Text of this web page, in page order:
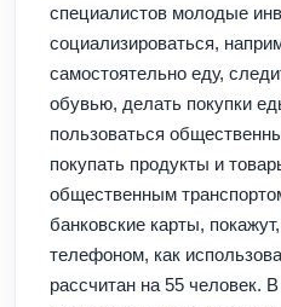
специалистов молодые
социализироваться,
самостоятельно еду,
обувью, делать покупки
пользоваться
покупать продукты и
общественным
банковские карты,
телефоном, как
рассчитан на 55 человек.